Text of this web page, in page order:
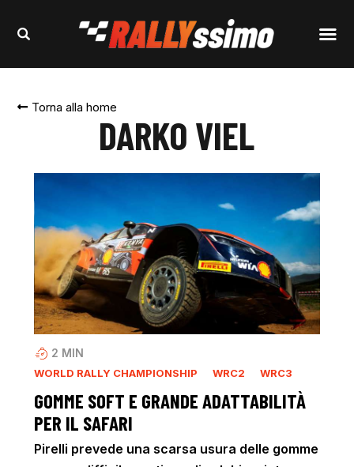
Torna alla home
DARKO VIEL
2 MIN
WORLD RALLY CHAMPIONSHIP WRC2 WRC3
GOMME SOFT E GRANDE ADATTABILITÀ
PER IL SAFARI
Pirelli prevede una scarsa usura delle gomme